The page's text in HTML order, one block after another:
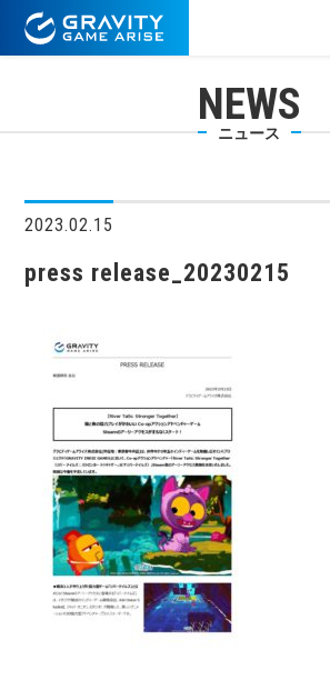
NEWS
ニュース
2023.02.15
press release_20230215